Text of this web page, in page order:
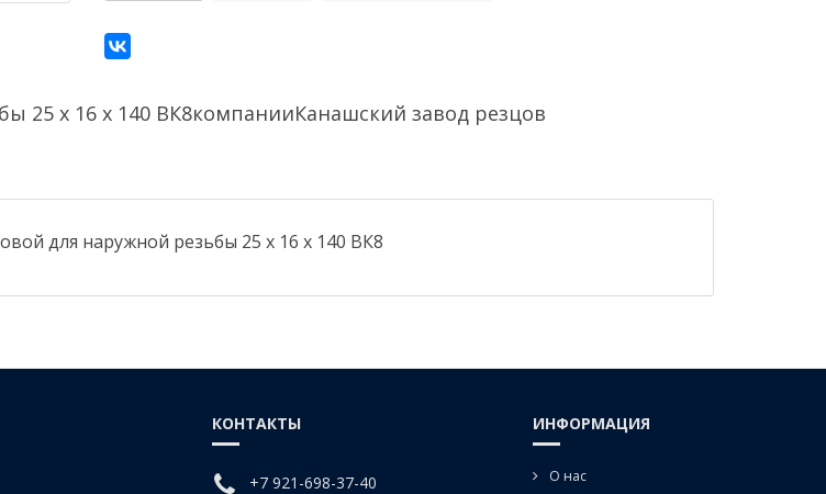
25 х 16 х 140 ВК8компанииКанашский завод резцов
для наружной резьбы 25 х 16 х 140 ВК8
КОНТАКТЫ
+7 921-698-37-40
ИНФОРМАЦИЯ
О нас